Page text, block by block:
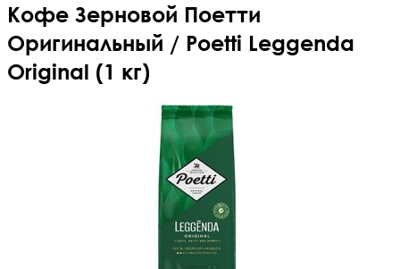
Leggenda Original (1 кг)
Кофе Зерновой Поетти
Оригинальный / Poetti Leggenda
Original (1 кг)